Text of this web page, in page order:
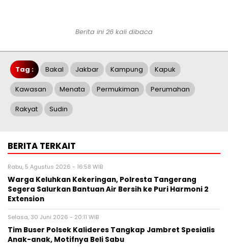
Berita ini 26 kali dibaca
Tag : Bakal Jakbar Kampung Kapuk
Kawasan Menata Permukiman Perumahan
Rakyat Sudin
BERITA TERKAIT
Rabu, 5 Agustus 2026 - 16:58 WIB
Warga Keluhkan Kekeringan, Polresta Tangerang
Segera Salurkan Bantuan Air Bersih ke Puri Harmoni 2
Extension
Selasa, 30 Juni 2026 - 20:11 WIB
Tim Buser Polsek Kalideres Tangkap Jambret Spesialis
Anak-anak, Motifnya Beli Sabu